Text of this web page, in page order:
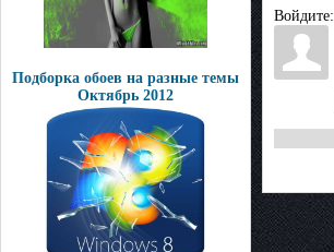
Подборка обоев на разные темы
Октябрь 2012
Войдите: